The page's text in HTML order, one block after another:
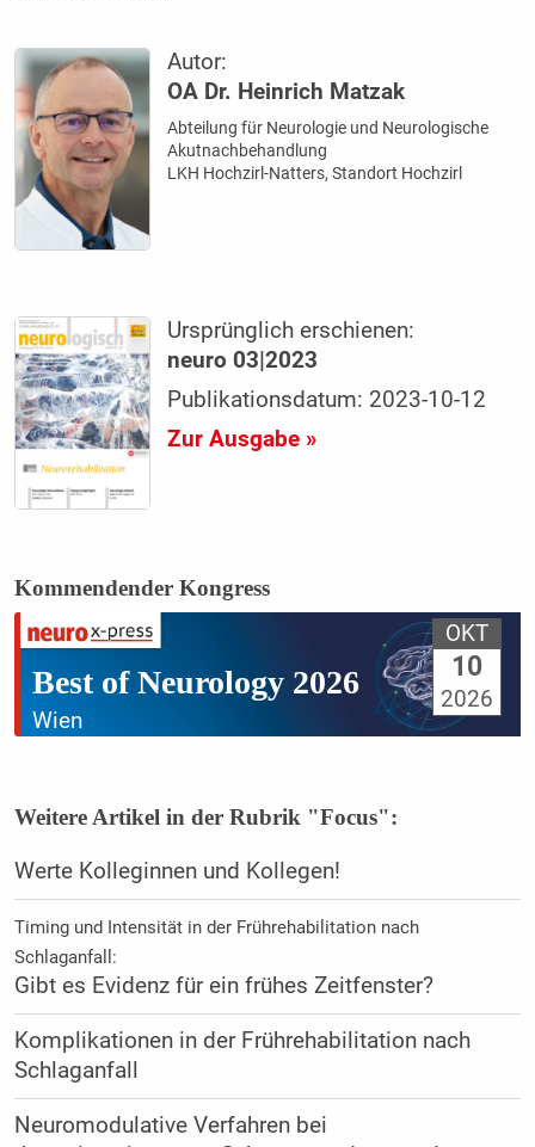
Autor:
OA Dr. Heinrich Matzak
Abteilung für Neurologie und Neurologische
Akutnachbehandlung
LKH Hochzirl-Natters, Standort Hochzirl
Ursprünglich erschienen:
neuro 03|2023
Publikationsdatum: 2023-10-12
Zur Ausgabe »
Kommendender Kongress
Best of Neurology 2026
Wien
OKT
10
2026
Weitere Artikel in der Rubrik "Focus":
Werte Kolleginnen und Kollegen!
Timing und Intensität in der Frührehabilitation nach
Schlaganfall:
Gibt es Evidenz für ein frühes Zeitfenster?
Komplikationen in der Frührehabilitation nach
Schlaganfall
Neuromodulative Verfahren bei